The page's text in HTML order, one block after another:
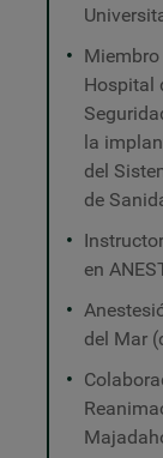
Hospital
la
del
de
en
del Mar